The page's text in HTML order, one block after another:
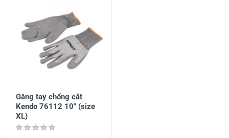
Găng tay chống cắt
Kendo 76112 10" (size
XL)